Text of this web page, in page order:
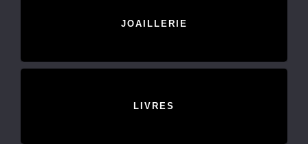
JOAILLERIE
LIVRES